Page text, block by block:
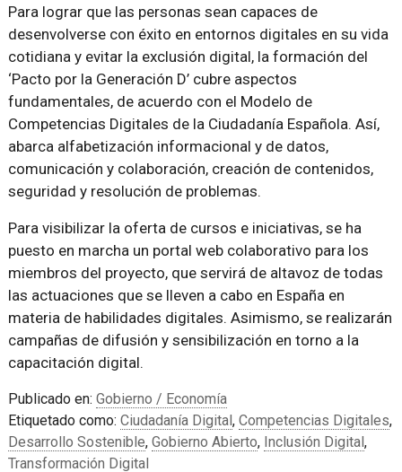
Para lograr que las personas sean capaces de
desenvolverse con éxito en entornos digitales en su vida
cotidiana y evitar la exclusión digital, la formación del
‘Pacto por la Generación D’ cubre aspectos
fundamentales, de acuerdo con el Modelo de
Competencias Digitales de la Ciudadanía Española. Así,
abarca alfabetización informacional y de datos,
comunicación y colaboración, creación de contenidos,
seguridad y resolución de problemas.
Para visibilizar la oferta de cursos e iniciativas, se ha
puesto en marcha un portal web colaborativo para los
miembros del proyecto, que servirá de altavoz de todas
las actuaciones que se lleven a cabo en España en
materia de habilidades digitales. Asimismo, se realizarán
campañas de difusión y sensibilización en torno a la
capacitación digital.
Publicado en: Gobierno / Economía
Etiquetado como: Ciudadanía Digital, Competencias Digitales,
Desarrollo Sostenible, Gobierno Abierto, Inclusión Digital,
Transformación Digital